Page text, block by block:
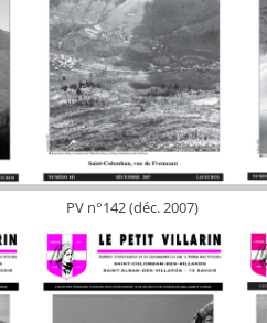
PV n°142 (déc. 2007)